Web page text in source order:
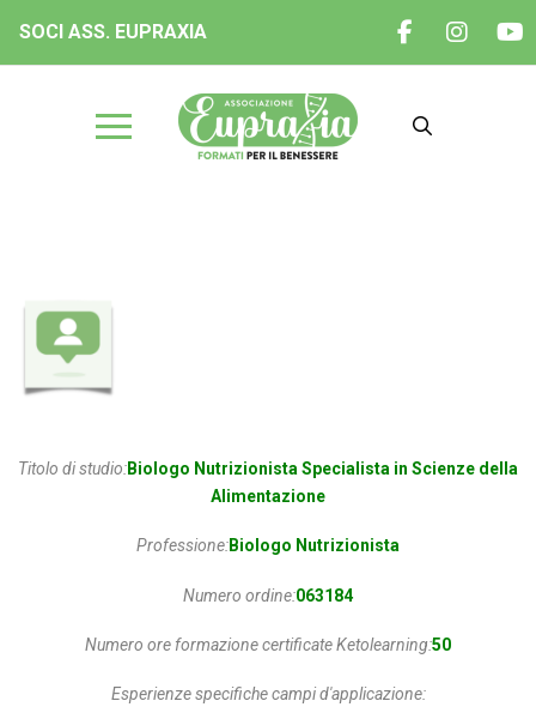
SOCI ASS. EUPRAXIA
Titolo di studio:Biologo Nutrizionista Specialista in Scienze della
Alimentazione
Professione:Biologo Nutrizionista
Numero ordine:063184
Numero ore formazione certificate Ketolearning:50
Esperienze specifiche campi d'applicazione: